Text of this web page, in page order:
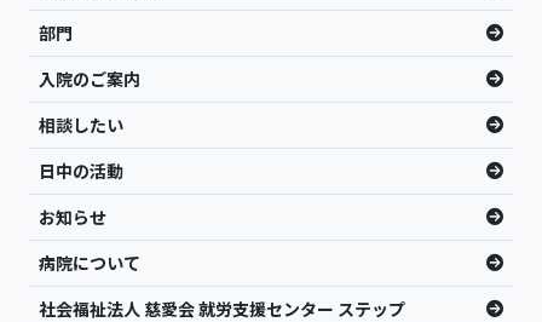
部門
入院のご案内
相談したい
日中の活動
お知らせ
病院について
社会福祉法人 慈愛会 就労支援センター ステップ